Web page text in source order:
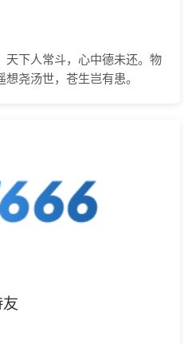
天下人常斗，心中德未还。物
尧汤世，苍生岂有患。